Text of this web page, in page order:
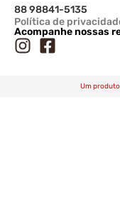
88 98841-5135
Política de
Acompanhe nossas
Um